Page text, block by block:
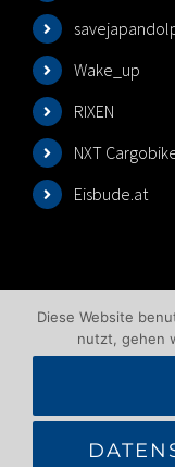
Wake_up
RIXEN
NXT
Eisbude.at
©2025
Diese Website
nutzt, gehen